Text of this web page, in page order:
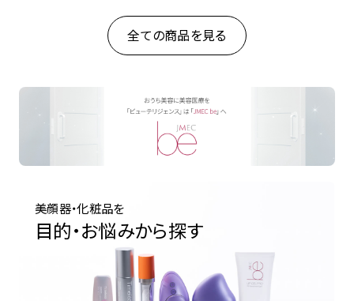
全ての商品を見る
美顔器・化粧品を
目的・お悩みから探す